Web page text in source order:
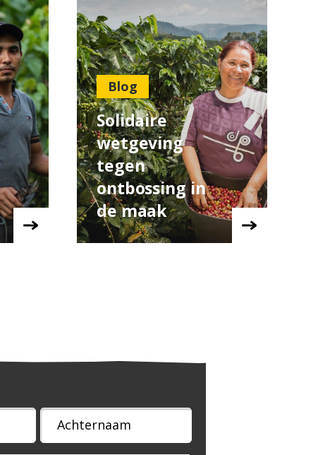
Blog
Solidaire
wetgeving
tegen
ontbossing in
de maak